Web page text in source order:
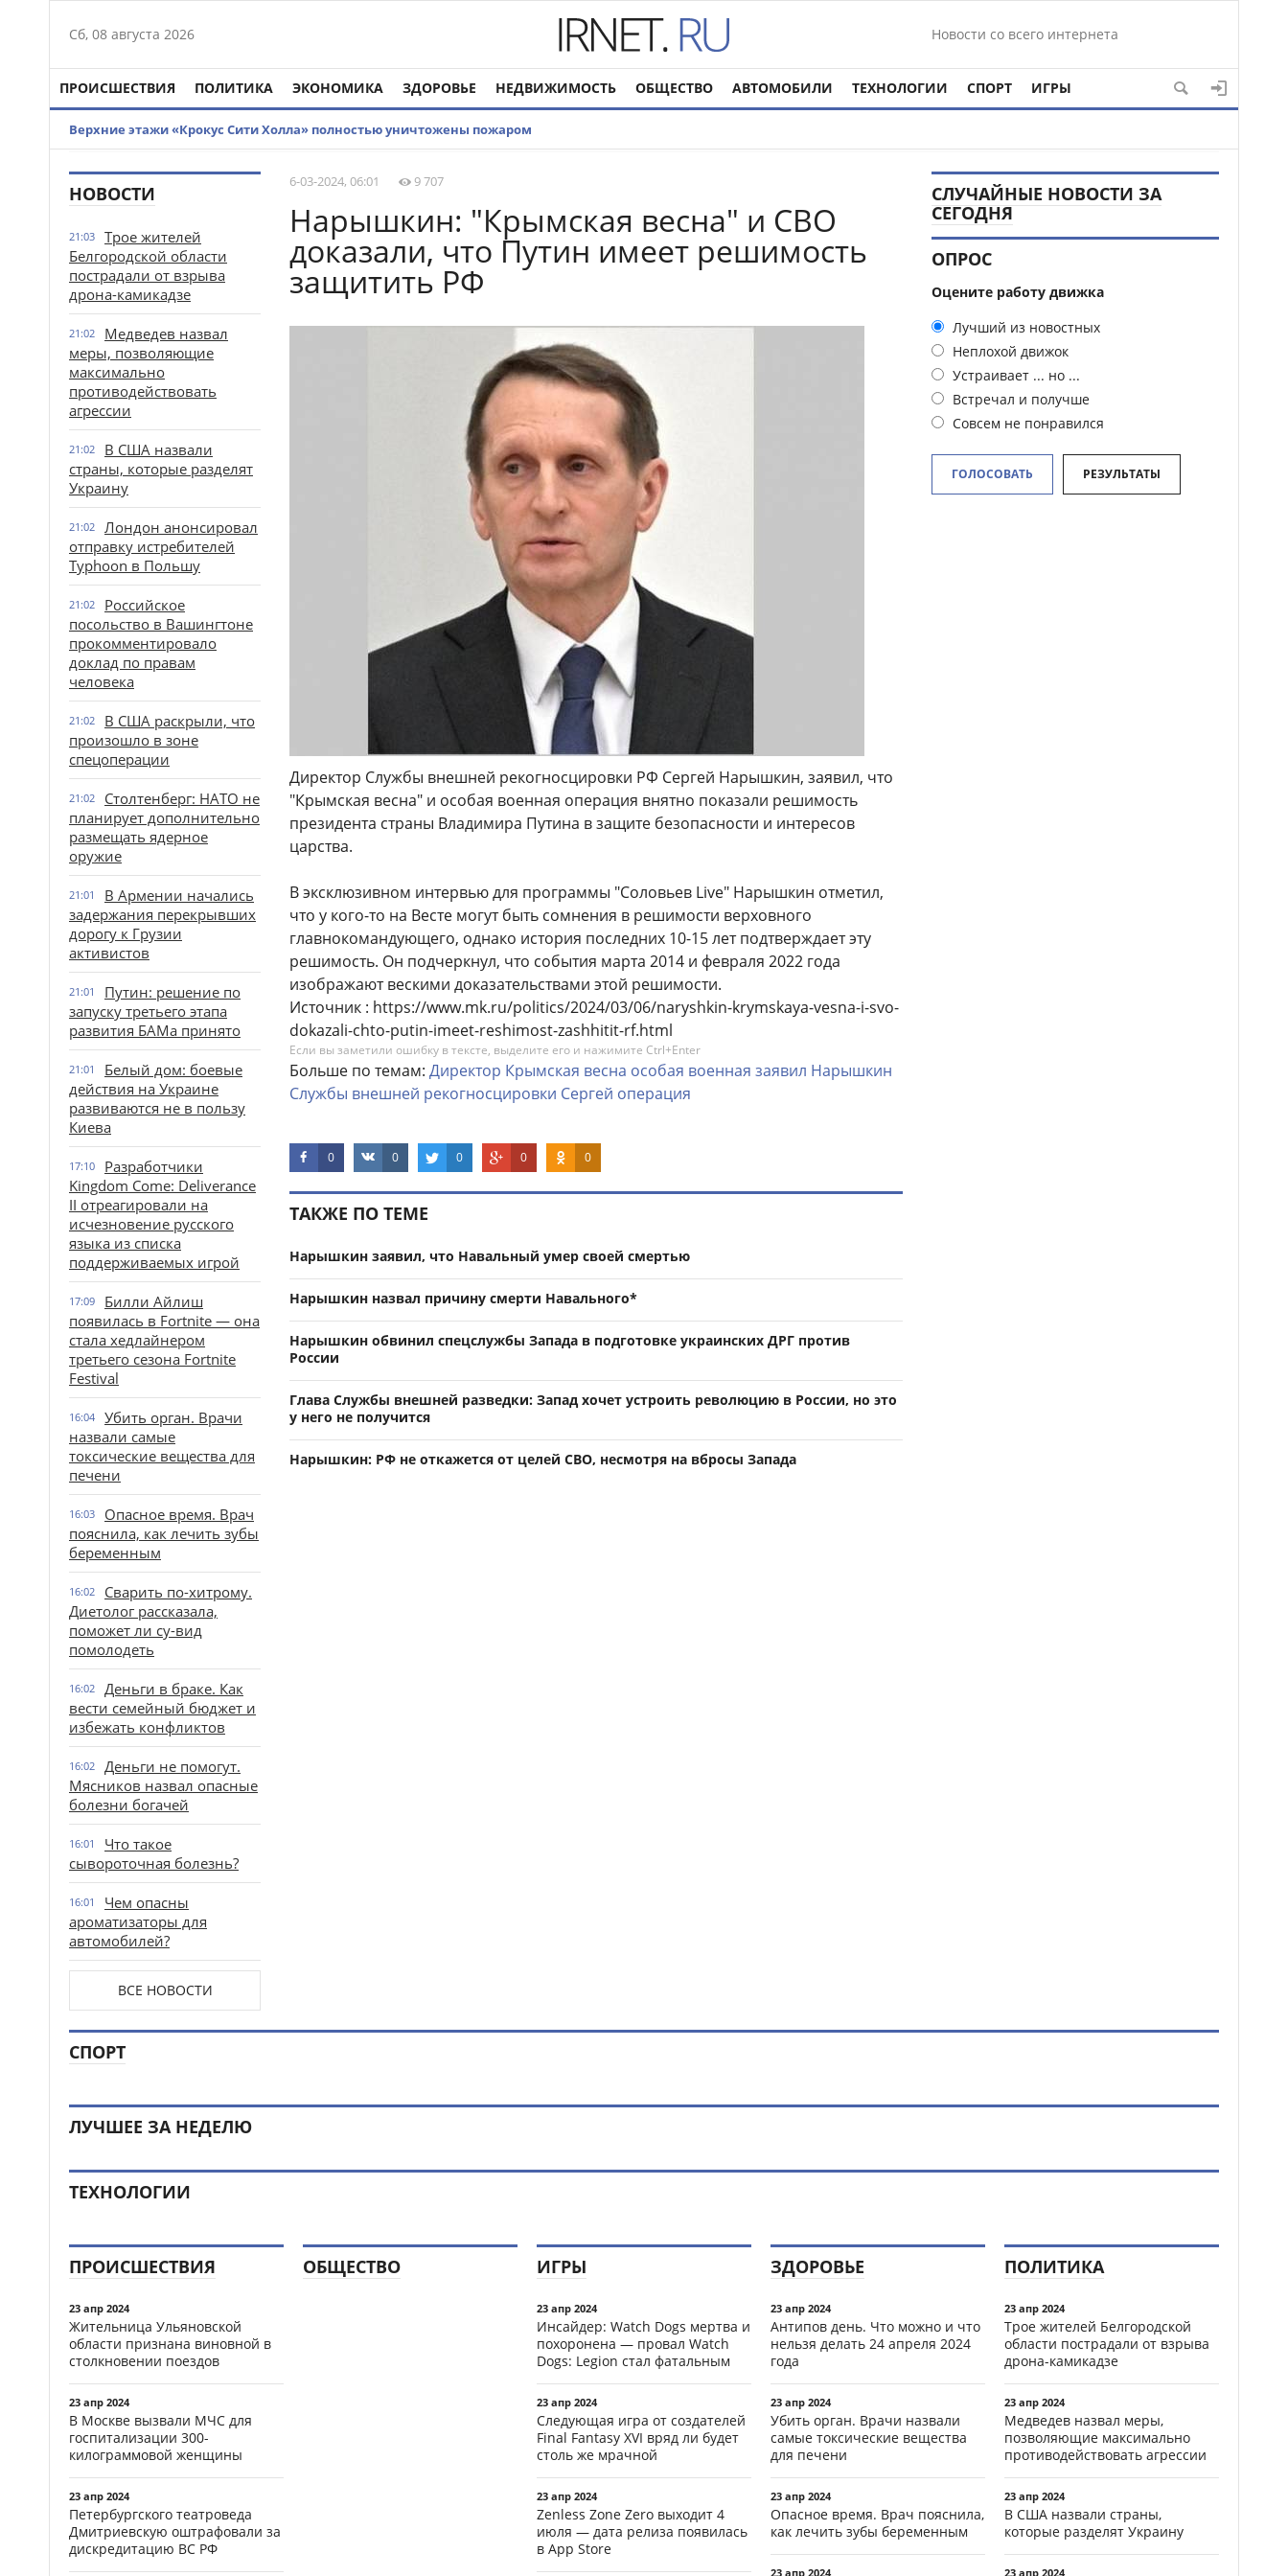
Сб, 08 августа 2026 Новости со всего интернета
ПРОИСШЕСТВИЯ ПОЛИТИКА ЭКОНОМИКА ЗДОРОВЬЕ НЕДВИЖИМОСТЬ ОБЩЕСТВО АВТОМОБИЛИ ТЕХНОЛОГИИ СПОРТ ИГРЫ
Верхние этажи «Крокус Сити Холла» полностью уничтожены пожаром
НОВОСТИ
21:03
Трое жителей
Белгородской области
пострадали от взрыва
дрона-камикадзе
21:02
Медведев назвал
меры, позволяющие
максимально
противодействовать
агрессии
21:02
В США назвали
страны, которые разделят
Украину
21:02
Лондон анонсировал
отправку истребителей
Typhoon в Польшу
21:02
Российское
посольство в Вашингтоне
прокомментировало
доклад по правам
человека
21:02
В США раскрыли, что
произошло в зоне
спецоперации
21:02
Столтенберг: НАТО не
планирует дополнительно
размещать ядерное
оружие
21:01
В Армении начались
задержания перекрывших
дорогу к Грузии
активистов
21:01
Путин: решение по
запуску третьего этапа
развития БАМа принято
21:01
Белый дом: боевые
действия на Украине
развиваются не в пользу
Киева
17:10
Разработчики
Kingdom Come: Deliverance
II отреагировали на
исчезновение русского
языка из списка
поддерживаемых игрой
17:09
Билли Айлиш
появилась в Fortnite — она
стала хедлайнером
третьего сезона Fortnite
Festival
16:04
Убить орган. Врачи
назвали самые
токсические вещества для
печени
16:03
Опасное время. Врач
пояснила, как лечить зубы
беременным
16:02
Сварить по-хитрому.
Диетолог рассказала,
поможет ли су-вид
помолодеть
16:02
Деньги в браке. Как
вести семейный бюджет и
избежать конфликтов
16:02
Деньги не помогут.
Мясников назвал опасные
болезни богачей
16:01
Что такое
сывороточная болезнь?
16:01
Чем опасны
ароматизаторы для
автомобилей?
ВСЕ НОВОСТИ
6-03-2024, 06:01 9 707
Нарышкин: "Крымская весна" и СВО
доказали, что Путин имеет решимость
защитить РФ
Директор Службы внешней рекогносцировки РФ Сергей Нарышкин, заявил, что
"Крымская весна" и особая военная операция внятно показали решимость
президента страны Владимира Путина в защите безопасности и интересов
царства.
В эксклюзивном интервью для программы "Соловьев Live" Нарышкин отметил,
что у кого-то на Весте могут быть сомнения в решимости верховного
главнокомандующего, однако история последних 10-15 лет подтверждает эту
решимость. Он подчеркнул, что события марта 2014 и февраля 2022 года
изображают вескими доказательствами этой решимости.
Источник : https://www.mk.ru/politics/2024/03/06/naryshkin-krymskaya-vesna-i-svo-
dokazali-chto-putin-imeet-reshimost-zashhitit-rf.html
Если вы заметили ошибку в тексте, выделите его и нажимите Ctrl+Enter
Больше по темам: Директор Крымская весна особая военная заявил Нарышкин
Службы внешней рекогносцировки Сергей операция
0 0 0 0 0
ТАКЖЕ ПО ТЕМЕ
Нарышкин заявил, что Навальный умер своей смертью
Нарышкин назвал причину смерти Навального*
Нарышкин обвинил спецслужбы Запада в подготовке украинских ДРГ против
России
Глава Службы внешней разведки: Запад хочет устроить революцию в России, но это
у него не получится
Нарышкин: РФ не откажется от целей СВО, несмотря на вбросы Запада
СЛУЧАЙНЫЕ НОВОСТИ ЗА
СЕГОДНЯ
ОПРОС
Оцените работу движка
Лучший из новостных
Неплохой движок
Устраивает ... но ...
Встречал и получше
Совсем не понравился
ГОЛОСОВАТЬ РЕЗУЛЬТАТЫ
СПОРТ
ЛУЧШЕЕ ЗА НЕДЕЛЮ
ТЕХНОЛОГИИ
ПРОИСШЕСТВИЯ
23 апр 2024
Жительница Ульяновской
области признана виновной в
столкновении поездов
23 апр 2024
В Москве вызвали МЧС для
госпитализации 300-
килограммовой женщины
23 апр 2024
Петербургского театроведа
Дмитриевскую оштрафовали за
дискредитацию ВС РФ
ОБЩЕСТВО ИГРЫ
23 апр 2024
Инсайдер: Watch Dogs мертва и
похоронена — провал Watch
Dogs: Legion стал фатальным
23 апр 2024
Следующая игра от создателей
Final Fantasy XVI вряд ли будет
столь же мрачной
23 апр 2024
Zenless Zone Zero выходит 4
июля — дата релиза появилась
в App Store
ЗДОРОВЬЕ
23 апр 2024
Антипов день. Что можно и что
нельзя делать 24 апреля 2024
года
23 апр 2024
Убить орган. Врачи назвали
самые токсические вещества
для печени
23 апр 2024
Опасное время. Врач пояснила,
как лечить зубы беременным
23 апр 2024
ПОЛИТИКА
23 апр 2024
Трое жителей Белгородской
области пострадали от взрыва
дрона-камикадзе
23 апр 2024
Медведев назвал меры,
позволяющие максимально
противодействовать агрессии
23 апр 2024
В США назвали страны,
которые разделят Украину
23 апр 2024